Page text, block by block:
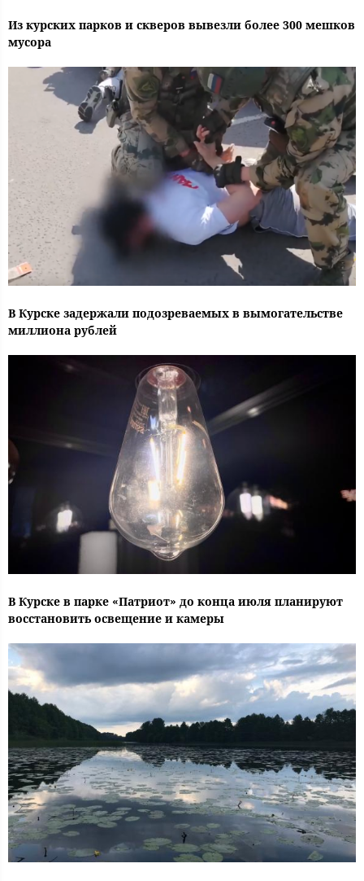
Из курских парков и скверов вывезли более 300 мешков
мусора
В Курске задержали подозреваемых в вымогательстве
миллиона рублей
В Курске в парке «Патриот» до конца июля планируют
восстановить освещение и камеры